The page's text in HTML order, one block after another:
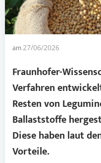
am27/06/2026
Fraunhofer-
Verfahren
Resten von
Ballaststoffe
Diese haben laut
Vorteile.